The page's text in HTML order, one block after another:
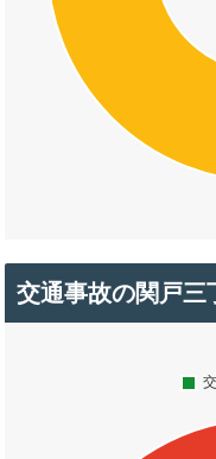
交通事故の関戸三